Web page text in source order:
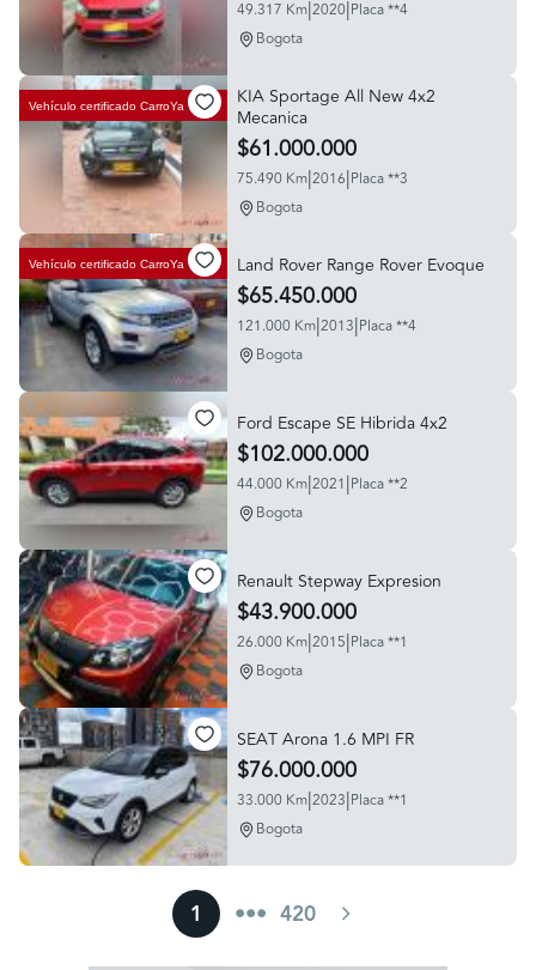
49.317 Km|2020|Placa **4
Bogota
Vehículo certificado CarroYa
KIA Sportage All New 4x2
Mecanica
$61.000.000
75.490 Km|2016|Placa **3
Bogota
Vehículo certificado CarroYa Land Rover Range Rover Evoque
$65.450.000
121.000 Km|2013|Placa **4
Bogota
Ford Escape SE Hibrida 4x2
$102.000.000
44.000 Km|2021|Placa **2
Bogota
Renault Stepway Expresion
$43.900.000
26.000 Km|2015|Placa **1
Bogota
SEAT Arona 1.6 MPI FR
$76.000.000
33.000 Km|2023|Placa **1
Bogota
1 ••• 420